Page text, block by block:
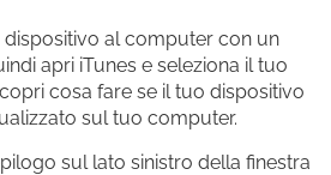
dispositivo al computer con un
apri iTunes e seleziona il tuo
cosa fare se il tuo dispositivo
sul tuo computer.
sul lato sinistro della finestra